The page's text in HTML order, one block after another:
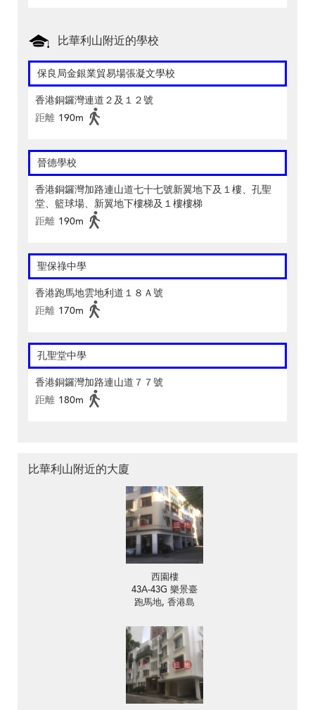
比華利山附近的學校
保良局金銀業貿易場張凝文學校
香港銅鑼灣連道２及１２號
距離 190m
晉德學校
香港銅鑼灣加路連山道七十七號新翼地下及１樓、孔聖
堂、籃球場、新翼地下樓梯及１樓樓梯
距離 190m
聖保祿中學
香港跑馬地雲地利道１８Ａ號
距離 170m
孔聖堂中學
香港銅鑼灣加路連山道７７號
距離 180m
比華利山附近的大廈
西園樓
43A-43G 樂景臺
跑馬地, 香港島